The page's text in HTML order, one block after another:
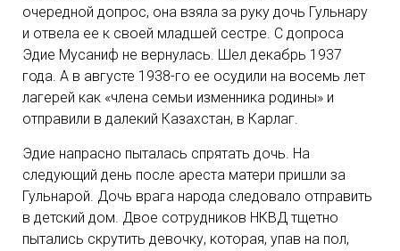
очередной допрос, она взяла за руку дочь Гульнару
и отвела ее к своей младшей сестре. С допроса
Эдие Мусаниф не вернулась. Шел декабрь 1937
года. А в августе 1938-го ее осудили на восемь лет
лагерей как «члена семьи изменника родины» и
отправили в далекий Казахстан, в Карлаг.
Эдие напрасно пыталась спрятать дочь. На
следующий день после ареста матери пришли за
Гульнарой. Дочь врага народа следовало отправить
в детский дом. Двое сотрудников НКВД тщетно
пытались скрутить девочку, которая, упав на пол,